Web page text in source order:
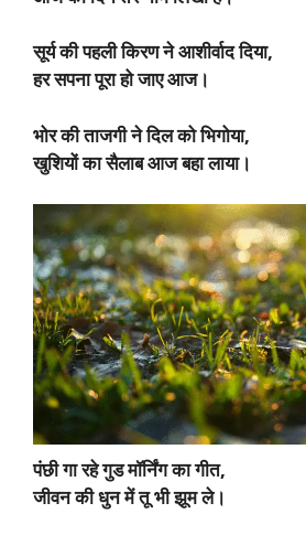
सूर्य की पहली किरण ने आशीर्वाद दिया,
हर सपना पूरा हो जाए आज।
भोर की ताजगी ने दिल को भिगोया,
खुशियों का सैलाब आज बहा लाया।
पंछी गा रहे गुड मॉर्निंग का गीत,
जीवन की धुन में तू भी झूम ले।